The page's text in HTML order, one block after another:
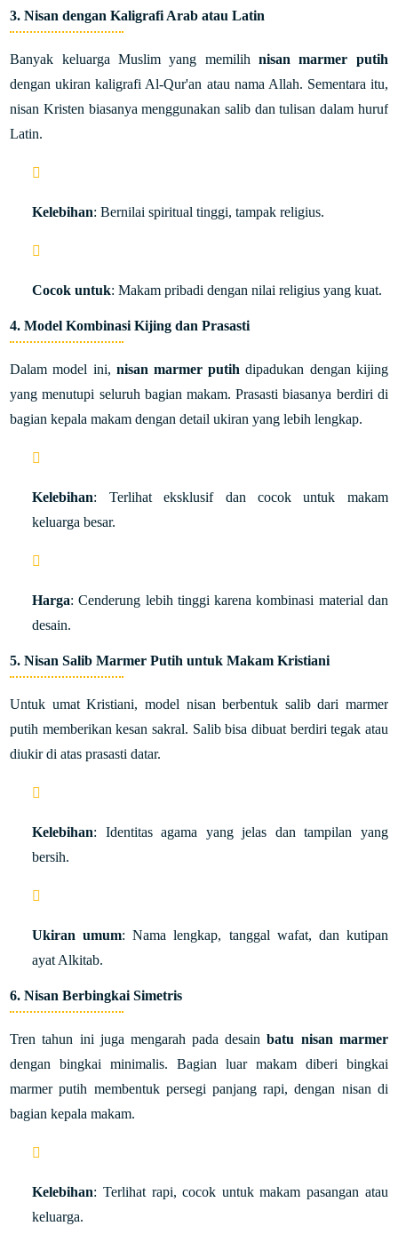
3.Nisan dengan Kaligrafi Arab atau Latin
Banyak keluarga Muslim yang memilihnisan marmer putih
dengan ukiran kaligrafi Al-Qur'an atau nama Allah. Sementara itu,
nisan Kristen biasanya menggunakan salib dan tulisan dalam huruf
Latin.
Kelebihan: Bernilai spiritual tinggi, tampak religius.
Cocok untuk: Makam pribadi dengan nilai religius yang kuat.
4.Model Kombinasi Kijing dan Prasasti
Dalam model ini, nisan marmer putih dipadukan dengan kijing
yang menutupi seluruh bagian makam. Prasasti biasanya berdiri di
bagian kepala makam dengan detail ukiran yang lebih lengkap.
Kelebihan: Terlihat eksklusif dan cocok untuk makam
keluarga besar.
Harga: Cenderung lebih tinggi karena kombinasi material dan
desain.
5.Nisan Salib Marmer Putih untuk Makam Kristiani
Untuk umat Kristiani, model nisan berbentuk salib dari marmer
putih memberikan kesan sakral. Salib bisa dibuat berdiri tegak atau
diukir di atas prasasti datar.
Kelebihan: Identitas agama yang jelas dan tampilan yang
bersih.
Ukiran umum: Nama lengkap, tanggal wafat, dan kutipan
ayat Alkitab.
6.Nisan Berbingkai Simetris
Tren tahun ini juga mengarah pada desainbatu nisan marmer
dengan bingkai minimalis. Bagian luar makam diberi bingkai
marmer putih membentuk persegi panjang rapi, dengan nisan di
bagian kepala makam.
Kelebihan: Terlihat rapi, cocok untuk makam pasangan atau
keluarga.